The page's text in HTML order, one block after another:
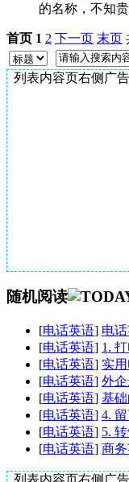
的名称，不知
首页 1 2 下一页 末页
列表内容页右侧广
随机阅读
[电话英语] 电
[电话英语] 1.
[电话英语] 实
[电话英语] 外
[电话英语] 基
[电话英语] 4.
[电话英语] 5.
[电话英语] 商